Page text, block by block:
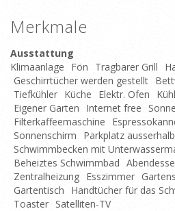
Merkmale
Ausstattung
Klimaanlage
Fön Tragbarer Grill
Geschirrtücher werden gestellt
Tiefkühler Küche Elektr. Ofen
Eigener Garten
Internet free
Filterkaffeemaschine
Sonnenschirm
Parkplatz
Schwimmbecken mit
Beheiztes Schwimmbad
Zentralheizung Esszimmer
Gartentisch
Handtücher für das
Toaster Satelliten-TV